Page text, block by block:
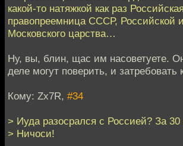
какой-то натяжкой как раз
правопреемница СССР, Российской
Московского царства…
Ну, вы, блин, щас им насоветуете.
деле могут поверить, и затребовать
Кому: Zx7R, #34
> Иуда разосрался с Россией? За 30
> Ничоси!